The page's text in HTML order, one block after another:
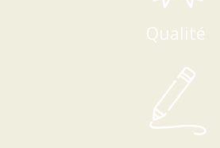
Qualité